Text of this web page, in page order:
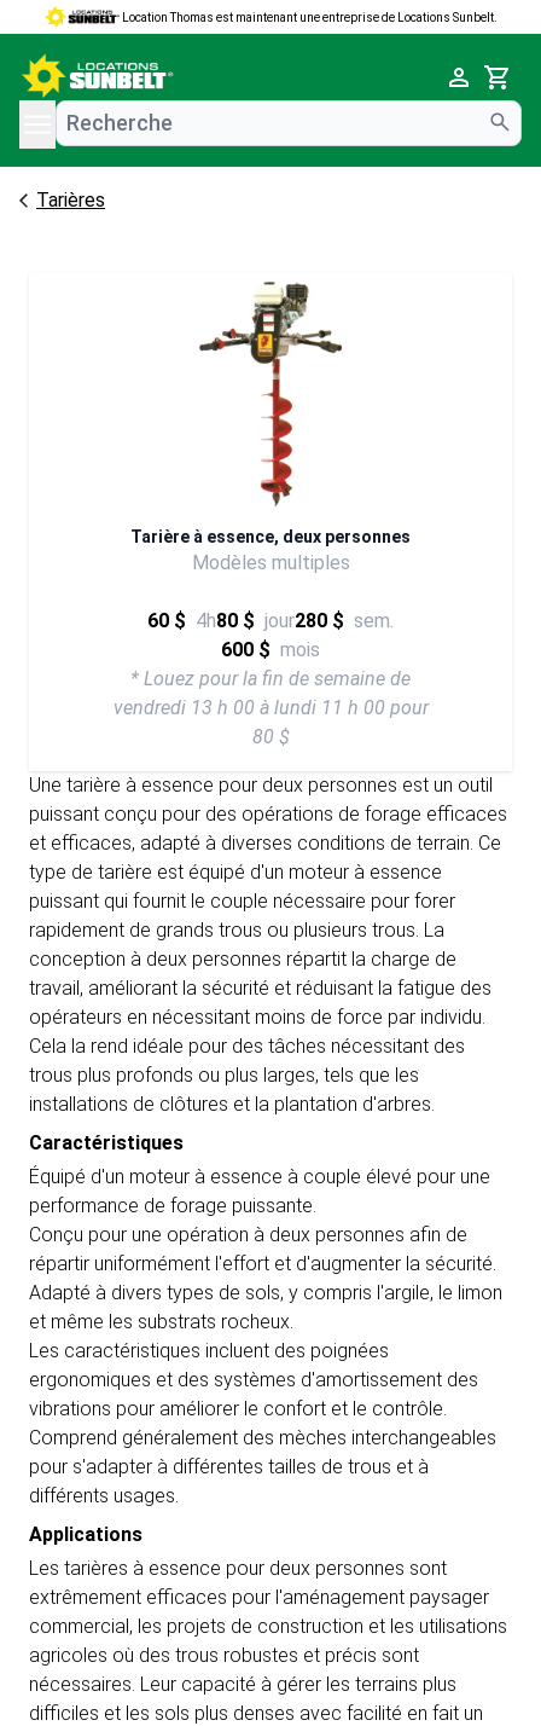
Location Thomas est maintenant une entreprise de Locations Sunbelt.
Cart
menu
Tarières
Tarière à essence, deux personnes
Modèles multiples
60 $ 4h80 $ jour280 $ sem.
600 $ mois
* Louez pour la fin de semaine de
vendredi 13 h 00 à lundi 11 h 00 pour
80 $
Une tarière à essence pour deux personnes est un outil
puissant conçu pour des opérations de forage efficaces
et efficaces, adapté à diverses conditions de terrain. Ce
type de tarière est équipé d'un moteur à essence
puissant qui fournit le couple nécessaire pour forer
rapidement de grands trous ou plusieurs trous. La
conception à deux personnes répartit la charge de
travail, améliorant la sécurité et réduisant la fatigue des
opérateurs en nécessitant moins de force par individu.
Cela la rend idéale pour des tâches nécessitant des
trous plus profonds ou plus larges, tels que les
installations de clôtures et la plantation d'arbres.
Caractéristiques
Équipé d'un moteur à essence à couple élevé pour une
performance de forage puissante.
Conçu pour une opération à deux personnes afin de
répartir uniformément l'effort et d'augmenter la sécurité.
Adapté à divers types de sols, y compris l'argile, le limon
et même les substrats rocheux.
Les caractéristiques incluent des poignées
ergonomiques et des systèmes d'amortissement des
vibrations pour améliorer le confort et le contrôle.
Comprend généralement des mèches interchangeables
pour s'adapter à différentes tailles de trous et à
différents usages.
Applications
Les tarières à essence pour deux personnes sont
extrêmement efficaces pour l'aménagement paysager
commercial, les projets de construction et les utilisations
agricoles où des trous robustes et précis sont
nécessaires. Leur capacité à gérer les terrains plus
difficiles et les sols plus denses avec facilité en fait un